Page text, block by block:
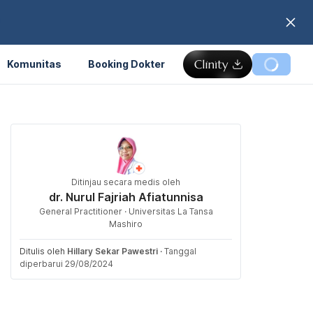
Komunitas Booking Dokter
Ditinjau secara medis oleh
dr. Nurul Fajriah Afiatunnisa
General Practitioner · Universitas La Tansa
Mashiro
Ditulis oleh Hillary Sekar Pawestri · Tanggal
diperbarui 29/08/2024